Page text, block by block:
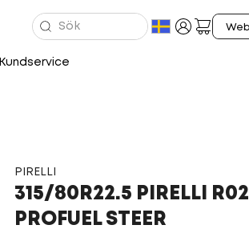
Kundservice
PIRELLI
315/80R22.5 PIRELLI R02
PROFUEL STEER